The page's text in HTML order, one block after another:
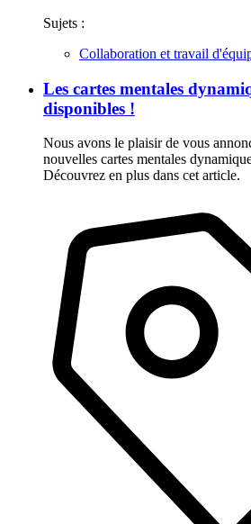
Sujets :
Collaboration et travail
Les cartes mentales
disponibles !
Nous avons le plaisir de vous
nouvelles cartes mentales
Découvrez en plus dans cet article.